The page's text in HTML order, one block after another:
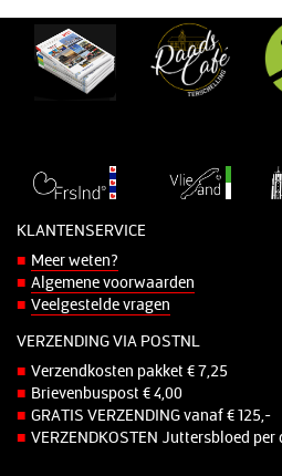
KLANTENSERVICE
Meer weten?
Algemene voorwaarden
Veelgestelde vragen
VERZENDING VIA POSTNL
Verzendkosten pakket € 7,25
Brievenbuspost € 4,00
GRATIS VERZENDING vanaf € 125,-
VERZENDKOSTEN Juttersbloed per